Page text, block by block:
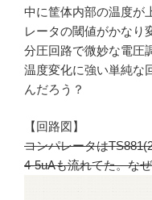
中に筐体内部の温度が
レータの閾値がかなり
分圧回路で微妙な電圧
温度変化に強い単純な
んだろう？
【回路図】
コンパレータは
4-5uAも流れてた。な